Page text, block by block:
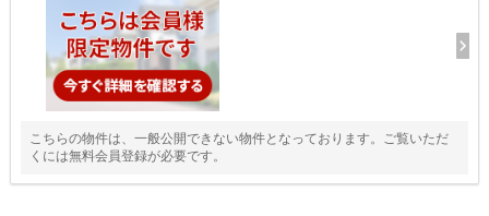
こちらの物件は、一般公開できない物件となっております。ご覧いただ
くには無料会員登録が必要です。